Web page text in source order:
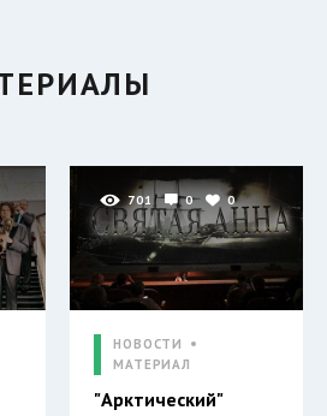
701 0 0
НОВОСТИ
МАТЕРИАЛ
"Арктический"